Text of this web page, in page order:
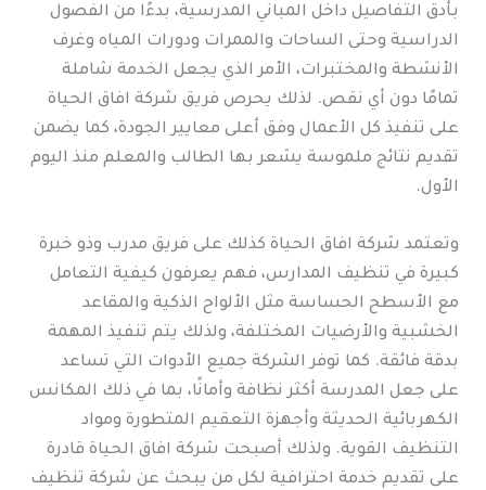
بأدق التفاصيل داخل المباني المدرسية، بدءًا من الفصول
الدراسية وحتى الساحات والممرات ودورات المياه وغرف
الأنشطة والمختبرات، الأمر الذي يجعل الخدمة شاملة
تمامًا دون أي نقص. لذلك يحرص فريق شركة افاق الحياة
على تنفيذ كل الأعمال وفق أعلى معايير الجودة، كما يضمن
تقديم نتائج ملموسة يشعر بها الطالب والمعلم منذ اليوم
الأول.
وتعتمد شركة افاق الحياة كذلك على فريق مدرب وذو خبرة
كبيرة في تنظيف المدارس، فهم يعرفون كيفية التعامل
مع الأسطح الحساسة مثل الألواح الذكية والمقاعد
الخشبية والأرضيات المختلفة، ولذلك يتم تنفيذ المهمة
بدقة فائقة. كما توفر الشركة جميع الأدوات التي تساعد
على جعل المدرسة أكثر نظافة وأمانًا، بما في ذلك المكانس
الكهربائية الحديثة وأجهزة التعقيم المتطورة ومواد
التنظيف القوية. ولذلك أصبحت شركة افاق الحياة قادرة
على تقديم خدمة احترافية لكل من يبحث عن شركة تنظيف